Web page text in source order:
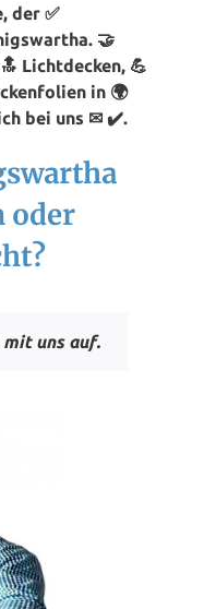
der ✅
🤝
Lichtdecken, 💪
in 🌍
bei uns ✉ ✔️.
oder
mit uns auf.